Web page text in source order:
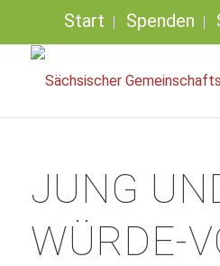
Start Spenden
JUNG
WÜRDE-